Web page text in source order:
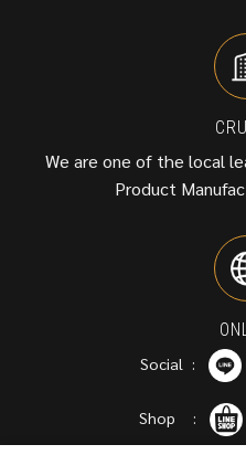
We are one of the local
Product
Social :
Shop :